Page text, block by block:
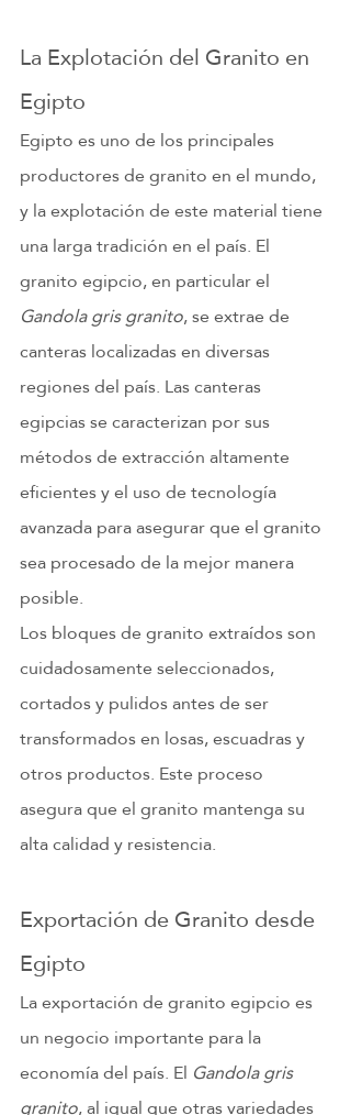
La Explotación del Granito en
Egipto
Egipto es uno de los principales
productores de granito en el mundo,
y la explotación de este material tiene
una larga tradición en el país. El
granito egipcio, en particular el
Gandola gris granito, se extrae de
canteras localizadas en diversas
regiones del país. Las canteras
egipcias se caracterizan por sus
métodos de extracción altamente
eficientes y el uso de tecnología
avanzada para asegurar que el granito
sea procesado de la mejor manera
posible.
Los bloques de granito extraídos son
cuidadosamente seleccionados,
cortados y pulidos antes de ser
transformados en losas, escuadras y
otros productos. Este proceso
asegura que el granito mantenga su
alta calidad y resistencia.
Exportación de Granito desde
Egipto
La exportación de granito egipcio es
un negocio importante para la
economía del país. El Gandola gris
granito, al igual que otras variedades